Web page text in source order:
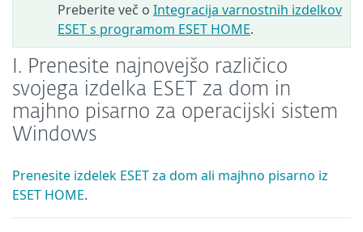
Preberite več o Integracija varnostnih izdelkov
ESET s programom ESET HOME.
I. Prenesite najnovejšo različico
svojega izdelka ESET za dom in
majhno pisarno za operacijski sistem
Windows
Prenesite izdelek ESET za dom ali majhno pisarno iz
ESET HOME.